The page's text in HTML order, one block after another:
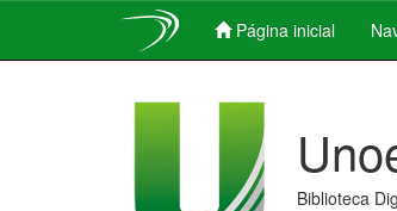
Página inicial
Biblioteca